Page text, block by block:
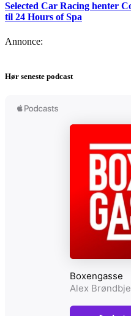
Selected Car Racing henter
til 24 Hours of Spa
Annonce:
Hør seneste podcast